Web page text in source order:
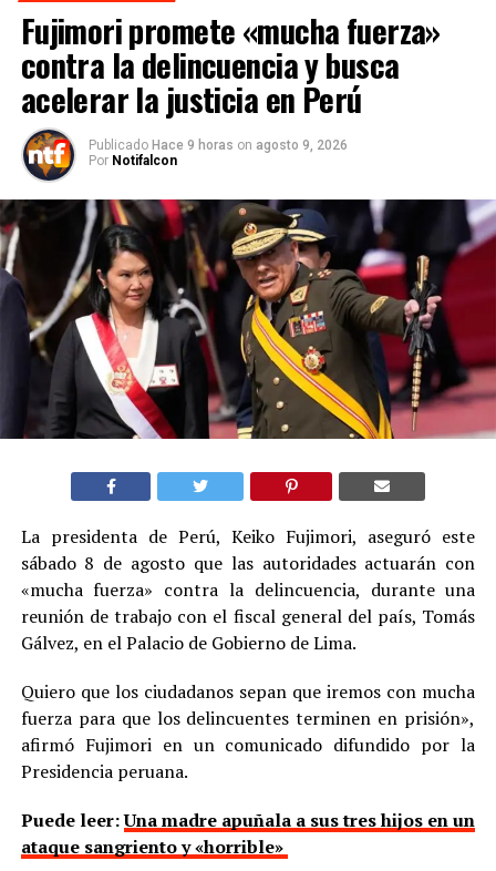
Fujimori promete «mucha fuerza»
contra la delincuencia y busca
acelerar la justicia en Perú
Publicado Hace 9 horas on agosto 9, 2026
Por Notifalcon
La presidenta de Perú, Keiko Fujimori, aseguró este
sábado 8 de agosto que las autoridades actuarán con
«mucha fuerza» contra la delincuencia, durante una
reunión de trabajo con el fiscal general del país, Tomás
Gálvez, en el Palacio de Gobierno de Lima.
Quiero que los ciudadanos sepan que iremos con mucha
fuerza para que los delincuentes terminen en prisión»,
afirmó Fujimori en un comunicado difundido por la
Presidencia peruana.
Puede leer:Una madre apuñala a sus tres hijos en un
ataque sangriento y «horrible»